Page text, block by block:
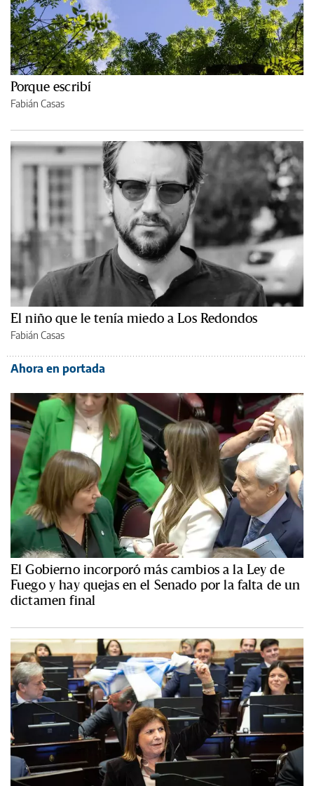
Porque escribí
Fabián Casas
El niño que le tenía miedo a Los Redondos
Fabián Casas
Ahora en portada
El Gobierno incorporó más cambios a la Ley de
Fuego y hay quejas en el Senado por la falta de un
dictamen final